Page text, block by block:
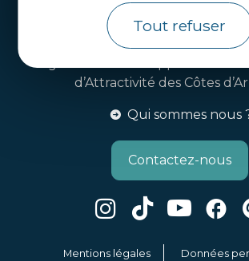
Tout refuser
Infos pratiques
Côtes d’Armor
d’Attractivité des Côtes
Qui sommes nous
Contactez-nous
Mentions légales Données